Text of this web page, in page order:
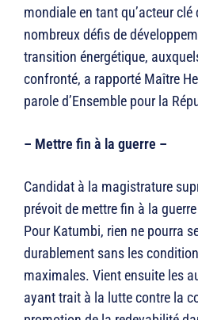
mondiale en tant qu’acteur
nombreux défis de
transition énergétique,
confronté, a rapporté Maître
parole d’Ensemble pour la
– Mettre fin à la guerre –
Candidat à la magistrature
prévoit de mettre fin à la
Pour Katumbi, rien ne pourra
durablement sans les
maximales. Vient ensuite les
ayant trait à la lutte contre la